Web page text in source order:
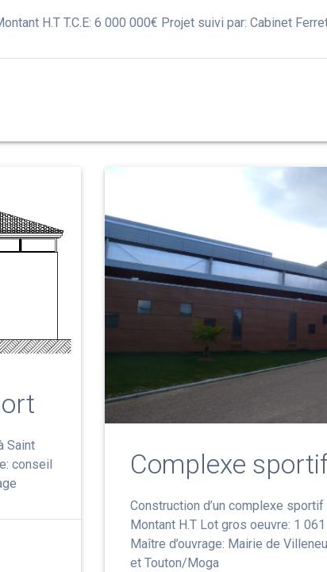
H.T T.C.E: 6 000 000€ Projet suivi par: Cabinet
Saint
conseil
Complexe
Construction d’un complexe
Montant H.T Lot gros oeuvre: 1
Maître d’ouvrage: Mairie de
et Touton/Moga